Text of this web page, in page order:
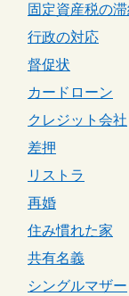
固定資産税の
行政の対応
督促状
カードローン
クレジット会社
差押
リストラ
再婚
住み慣れた家
共有名義
シングルマザー